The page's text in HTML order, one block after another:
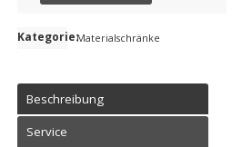
Kategorie:Materialschränke
Beschreibung
Service